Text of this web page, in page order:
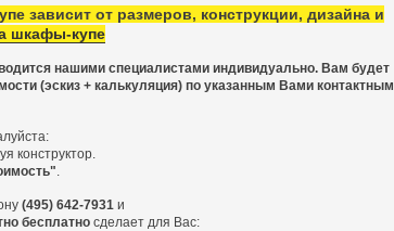
зависит от размеров, конструкции, дизайна и
шкафы-купе
нашими специалистами индивидуально. Вам будет
(эскиз + калькуляция) по указанным Вами контактным
конструктор.
.
(495) 642-7931 и
бесплатно сделает для Вас: